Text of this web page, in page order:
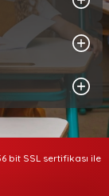
bit SSL sertifikası ile